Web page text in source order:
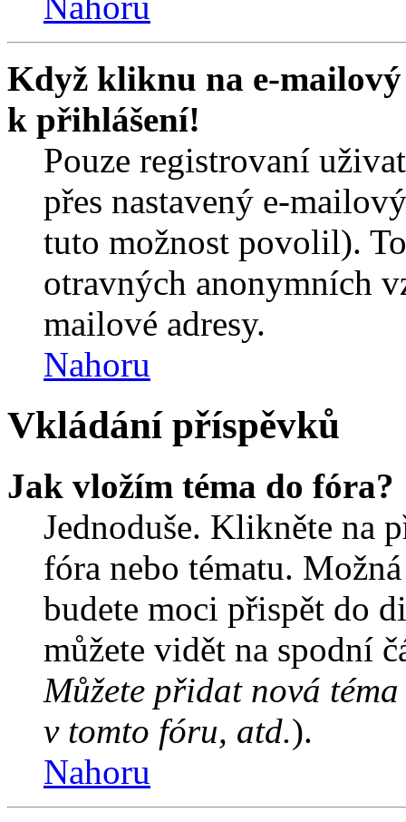
Když kliknu na e-
k přihlášení!
Pouze registrovaní
přes nastavený e-
tuto možnost povolil).
otravných anonymních
mailové adresy.
Nahoru
Vkládání příspěvků
Jak vložím téma do fóra?
Jednoduše. Klikněte na
fóra nebo tématu.
budete moci přispět do
můžete vidět na spodní
Můžete přidat nová
v tomto fóru, atd.).
Nahoru